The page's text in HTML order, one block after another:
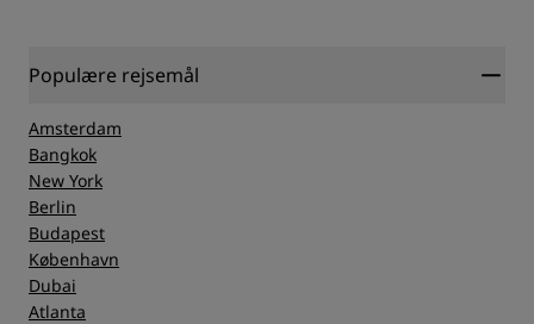
Populære rejsemål
Amsterdam
Bangkok
New York
Berlin
Budapest
København
Dubai
Atlanta